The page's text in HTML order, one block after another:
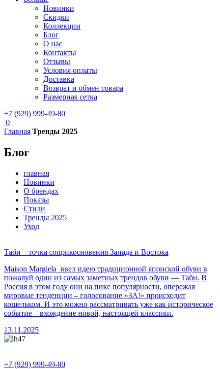
Новинки
Скидки
Коллекции
Блог
О нас
Контакты
Отзывы
Условия оплаты
Доставка
Возврат и обмен товара
Размерная сетка
+7 (929) 999-49-80
0
Главная Тренды 2025
Блог
главная
Новинки
О брендах
Показы
Стили
Тренды 2025
Уход
Таби – точка соприкосновения Запада и Востока
Maison Margiela ввел идею традиционной японской обуви в
пожалуй один из самых заметных трендов обуви — Таби. В
Россия в этом году они на пике популярности, опережая
мировые тенденции – голосование «ЗА!» происходит
кошельком. И это можно рассматривать уже как историческое
событие – вхождение новой, настоящей классики.
13.11.2025
+7 (929) 999-49-80